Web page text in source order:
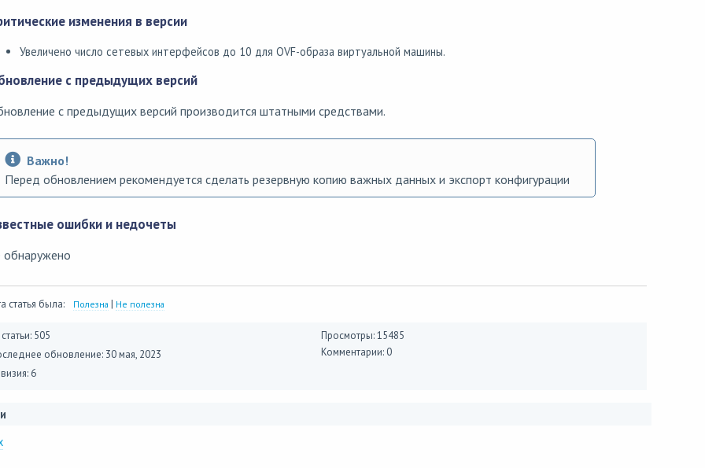
изменения в версии
Увеличено число сетевых интерфейсов до 10 для OVF-образа виртуальной машины.
с предыдущих версий
с предыдущих версий производится штатными средствами.
Важно!
Перед обновлением рекомендуется сделать резервную копию важных данных и экспорт конфигурации
ошибки и недочеты
обнаружено
статья была: Полезна | Не полезна
505
обновление: 30 мая, 2023
6
Просмотры: 15485
Комментарии: 0